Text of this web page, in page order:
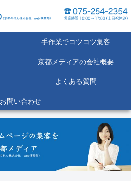
手作業でコツコツ集客
京都メディアの会社概要
よくある質問
お問い合わせ